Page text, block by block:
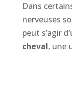
Dans
nerveuses
peut s’agir
cheval, une